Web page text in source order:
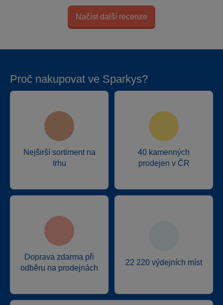
Načíst další recenze
Proč nakupovat ve Sparkys?
Nejširší sortiment na
trhu
40 kamenných
prodejen v ČR
Doprava zdarma při
odběru na prodejnách
22 220 výdejních míst